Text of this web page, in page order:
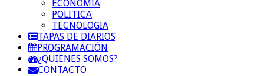
ECONOMIA
POLITICA
TECNOLOGIA
TAPAS DE DIARIOS
PROGRAMACIÓN
¿QUIENES SOMOS?
CONTACTO